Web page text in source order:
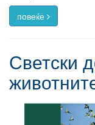
повеќе
Светски